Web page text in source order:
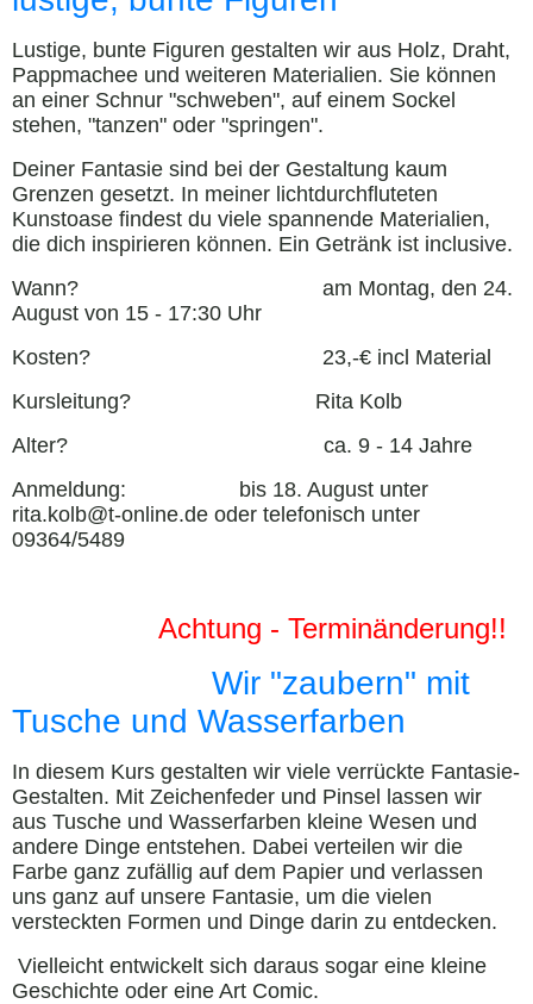
Lustige, bunte Figuren gestalten wir aus Holz, Draht,
Pappmachee und weiteren Materialien. Sie können
an einer Schnur "schweben", auf einem Sockel
stehen, "tanzen" oder "springen".
Deiner Fantasie sind bei der Gestaltung kaum
Grenzen gesetzt. In meiner lichtdurchfluteten
Kunstoase findest du viele spannende Materialien,
die dich inspirieren können. Ein Getränk ist inclusive.
Wann? am Montag, den 24.
August von 15 - 17:30 Uhr
Kosten? 23,-€ incl Material
Kursleitung? Rita Kolb
Alter? ca. 9 - 14 Jahre
Anmeldung: bis 18. August unter
rita.kolb@t-online.de oder telefonisch unter
09364/5489
Achtung - Terminänderung!!
Wir "zaubern" mit
Tusche und Wasserfarben
In diesem Kurs gestalten wir viele verrückte Fantasie-
Gestalten. Mit Zeichenfeder und Pinsel lassen wir
aus Tusche und Wasserfarben kleine Wesen und
andere Dinge entstehen. Dabei verteilen wir die
Farbe ganz zufällig auf dem Papier und verlassen
uns ganz auf unsere Fantasie, um die vielen
versteckten Formen und Dinge darin zu entdecken.
Vielleicht entwickelt sich daraus sogar eine kleine
Geschichte oder eine Art Comic.